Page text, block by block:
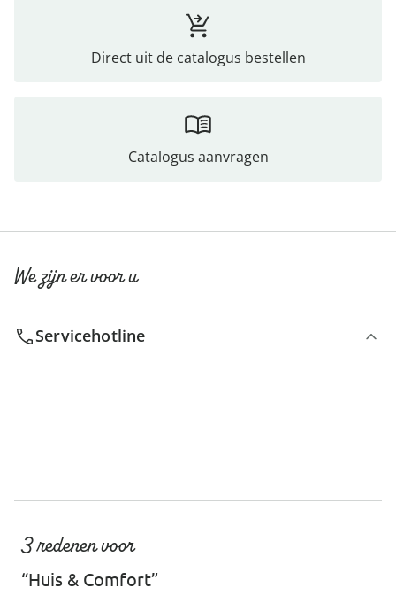
Direct uit de catalogus bestellen
Catalogus aanvragen
We zijn er voor u
Servicehotline
3 redenen voor
“Huis & Comfort”